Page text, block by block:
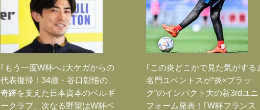
｢もう一度W杯へ｣大ケガからの
代表復帰！34歳・谷口彰悟の
奇跡を支えた日本資本のベルギ
ークラブ、次なる野望はW杯ベ
｢この炎どこかで見た気がする｣
名門ユベントスが“炎×ブラッ
ク”のインパクト大の新3rdユニ
フォーム発表！｢W杯フランス